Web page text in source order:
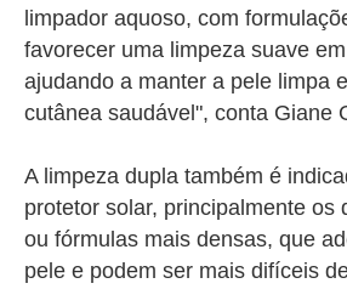
limpador aquoso, com
favorecer uma limpeza suave
ajudando a manter a pele limpa
cutânea saudável", conta Giane
A limpeza dupla também é
protetor solar, principalmente os
ou fórmulas mais densas, que
pele e podem ser mais difíceis